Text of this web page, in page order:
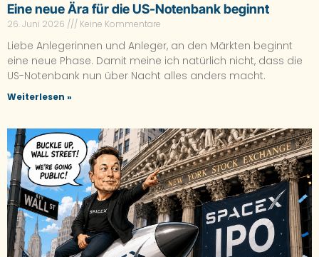
Eine neue Ära für die US-Notenbank beginnt
26. Juni 2026 Keine Kommentare
Liebe Anlegerinnen und Anleger, an den Märkten beginnt
eine neue Phase. Damit meine ich natürlich nicht, dass die
US-Notenbank nun über Nacht alles anders macht.
Weiterlesen »